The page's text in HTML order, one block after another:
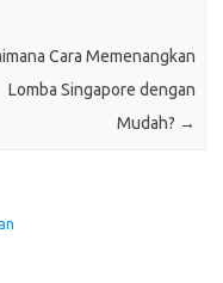
Cara Memenangkan
Lomba Singapore dengan
Mudah? →